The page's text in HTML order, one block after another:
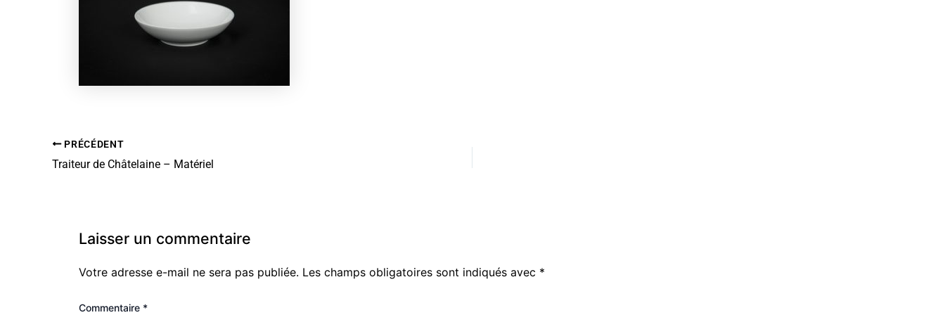
PRÉCÉDENT
Traiteur de Châtelaine – Matériel
Laisser un commentaire
Votre adresse e-mail ne sera pas publiée. Les champs obligatoires sont indiqués avec *
Commentaire *